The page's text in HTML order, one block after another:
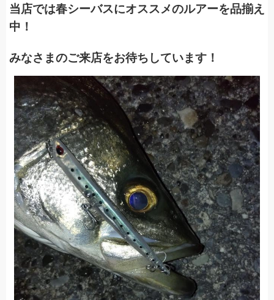
当店では春シーバスにオススメのルアーを品揃え
中！
みなさまのご来店をお待ちしています！